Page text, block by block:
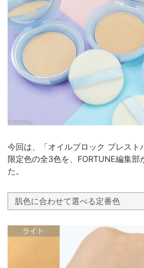
今回は、「オイルブロック プレスト
限定色の全3色を、FORTUNE編集部
た。
肌色に合わせて選べる定番色